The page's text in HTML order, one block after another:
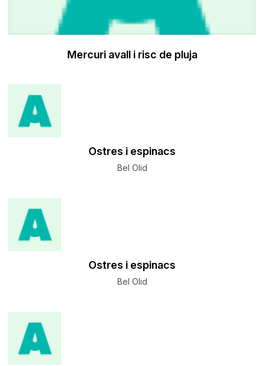
Mercuri avall i risc de pluja
Ostres i espinacs
Bel Olid
Ostres i espinacs
Bel Olid